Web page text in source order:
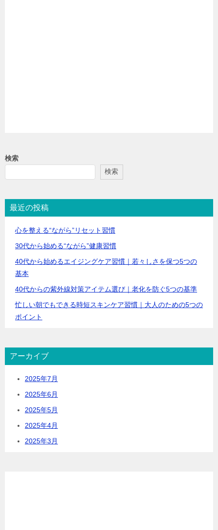
検索
検索
最近の投稿
心を整える“ながら”リセット習慣
30代から始める“ながら”健康習慣
40代から始めるエイジングケア習慣｜若々しさを保つ5つの
基本
40代からの紫外線対策アイテム選び｜老化を防ぐ5つの基準
忙しい朝でもできる時短スキンケア習慣｜大人のための5つの
ポイント
アーカイブ
2025年7月
2025年6月
2025年5月
2025年4月
2025年3月